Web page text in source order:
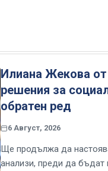
Илиана Жекова
решения за
обратен ред
6 Август, 2026
Ще продължа да
анализи, преди да бъдат